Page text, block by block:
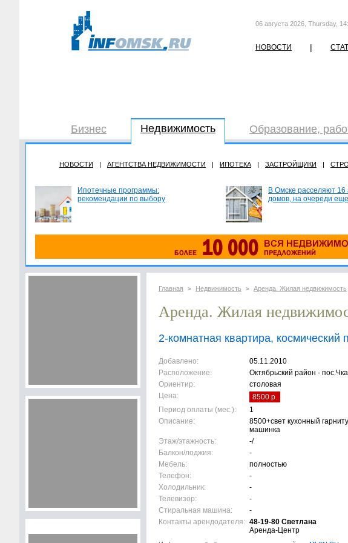
06 августа 2026, Thursday,
НОВОСТИ |
Бизнес Недвижимость Образование,
НОВОСТИ | АГЕНТСТВА НЕДВИЖИМОСТИ | ИПОТЕКА | ЗАСТРОЙЩИКИ |
Ипотечные программы:
рекомендации по выбору
В Омске расселяют
домов, на очереди
Главная > Недвижимость > Аренда. Жилая недвижимость
Аренда. Жилая
2-комнатная квартира, космический
Добавлено:
05.11.2010
Расположение:
Октябрьский район -
Ориентир:
столовая
Цена:
8500 р.
Период оплаты (мес.):
1
Описание:
8500+свет кухонный
машинка
Этаж/этажность:
-/
Балкон/лоджия:
-
Мебель:
полностью
Телефон:
-
Холодильник:
-
Телевизор:
-
Стиральная машина:
-
Контакты арендодателя: 48-19-80 Светлана
Аренда-Центр